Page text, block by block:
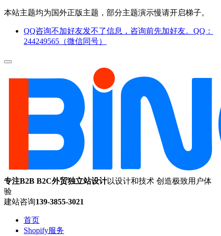
本站主题均为国外正版主题，部分主题演示慢请开启梯子。
QQ咨询不加好友发不了信息，咨询前先加好友。QQ：
244249565（微信同号）
专注B2B B2C外贸独立站设计以设计和技术 创造极致用户体
验
建站咨询139-3855-3021
首页
Shopify服务